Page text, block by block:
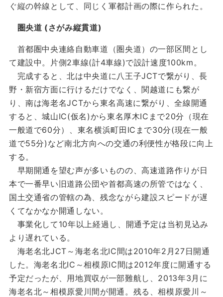
ぐ縦の幹線として、同じく軍都計画の際に作られた。
圏央道 (さがみ縦貫道)
首都圏中央連絡自動車道（圏央道）の一部区間とし
て建設中。片側2車線(計4車線)で設計速度100km。
完成すると、北は中央道に八王子JCTで繋がり、長
野・新宿方面に行けるだけでなく、関越道にも繋が
り、南は海老名JCTから東名高速に繋がり、全線開通
すると、城山IC(仮名)から東名厚木ICまで20分（現在
一般道で60分）、東名横浜町田ICまで30分(現在一般
道で55分)など南北方向への交通の利便性が格段に向上
する。
早期開通を望む声が多いものの、高速道路作りが日
本で一番早い旧道路公団や首都高速の所管ではなく、
国土交通省の管轄の為、残念ながら建設スピードが遅
くてなかなか開通しない。
事業化して10年以上経過し、開通予定は当初見込み
より遅れている。
海老名北JCT～海老名北IC間は2010年2月27日開通
した。海老名北IC～相模原IC間は2012年度に開通する
予定だったが、用地買収が一部難航し、2013年3月に
海老名北～相模原愛川間が開通。残る、相模原愛川～